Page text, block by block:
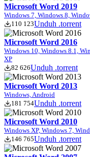
Microsoft Word 2019
Windows 7, Windows 8,
110 123Unduh .torrent
Microsoft Word 2016
Windows 10, Windows 8.1,
XP
82 626Unduh .torrent
Microsoft Word 2013
Windows, Android
181 754Unduh .torrent
Microsoft Word 2010
Windows XP, Windows 7,
146 765Unduh .torrent